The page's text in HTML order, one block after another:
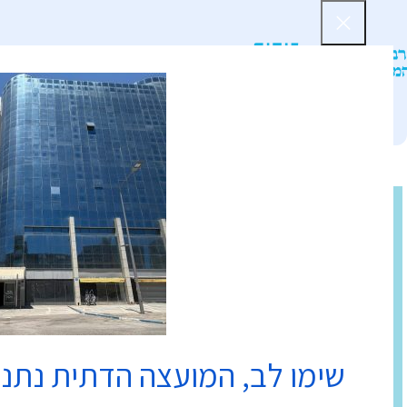
שימו לב, המועצה הדתית
דף